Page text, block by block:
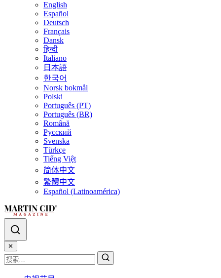
English
Español
Deutsch
Français
Dansk
हिन्दी
Italiano
日本語
한국어
Norsk bokmål
Polski
Português (PT)
Português (BR)
Română
Русский
Svenska
Türkçe
Tiếng Việt
简体中文
繁體中文
Español (Latinoamérica)
✕